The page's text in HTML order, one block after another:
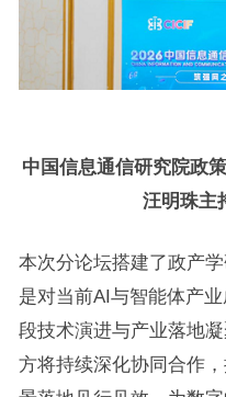
中国信息通信研究院政
汪明珠主
本次分论坛搭建了政产
是对当前AI与智能体产
段技术演进与产业落地
方将持续深化协同合作